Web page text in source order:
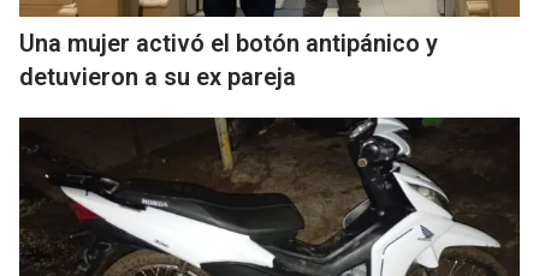
Una mujer activó el botón antipánico y
detuvieron a su ex pareja